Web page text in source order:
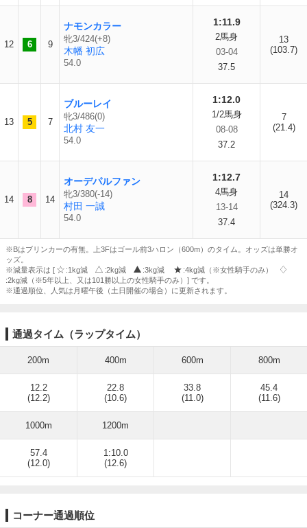
12 6 9
ナモンカラー
牝3/424(+8)
木幡 初広
54.0
1:11.9
2馬身
03-04
37.5
13
(103.7)
13 5 7
ブルーレイ
牝3/486(0)
北村 友一
54.0
1:12.0
1/2馬身
08-08
37.2
7
(21.4)
14 8 14
オーデパルファン
牝3/380(-14)
村田 一誠
54.0
1:12.7
4馬身
13-14
37.4
14
(324.3)
※Bはブリンカーの有無。上3Fはゴール前3ハロン（600m）のタイム。オッズは単勝オ
ッズ。
※減量表示は [
:1kg減 :2kg減 :3kg減
:4kg減（※女性騎手のみ）
:2kg減（※5年以上、又は101勝以上の女性騎手のみ）] です。
※通過順位、人気は月曜午後（土日開催の場合）に更新されます。
通過タイム（ラップタイム）
200m 400m 600m 800m
12.2
(12.2)
22.8
(10.6)
33.8
(11.0)
45.4
(11.6)
1000m 1200m
57.4
(12.0)
1:10.0
(12.6)
コーナー通過順位